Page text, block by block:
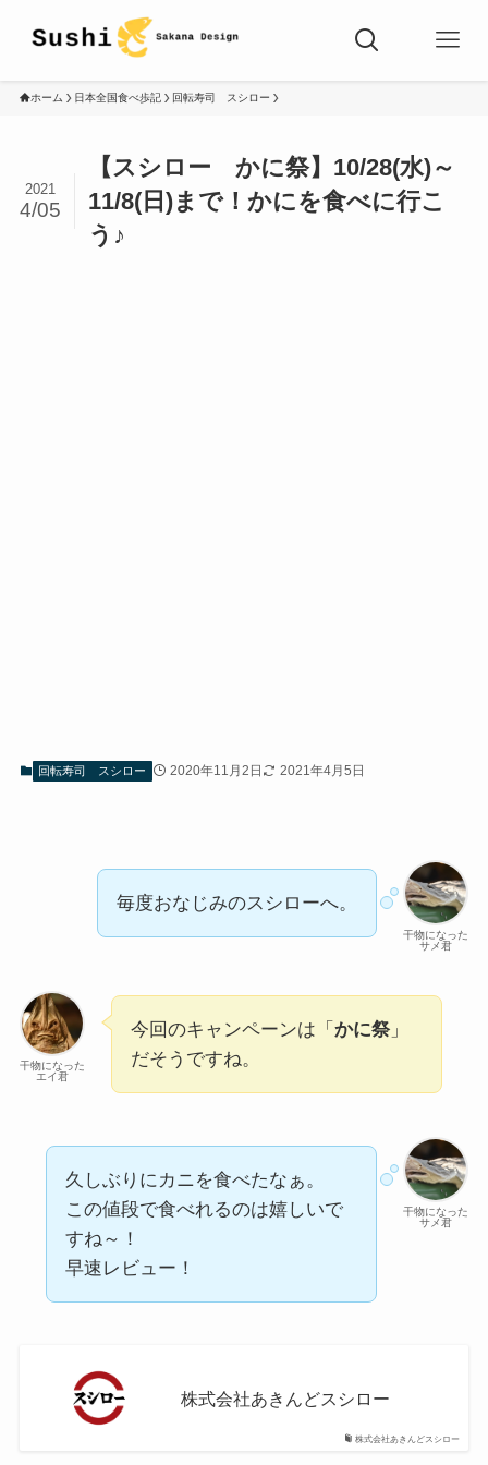
ホーム 日本全国食べ歩記 回転寿司 スシロー
【スシロー かに祭】10/28(水)～
11/8(日)まで！かにを食べに行こ
う♪
2021
4/05
回転寿司 スシロー 2020年11月2日 2021年4月5日
干物になった
サメ君
毎度おなじみのスシローへ。
干物になった
エイ君
今回のキャンペーンは「 かに祭」
だそうですね。
干物になった
サメ君
久しぶりにカニを食べたなぁ。
この値段で食べれるのは嬉しいで
すね～！
早速レビュー！
株式会社あきんどスシロー
株式会社あきんどスシロー